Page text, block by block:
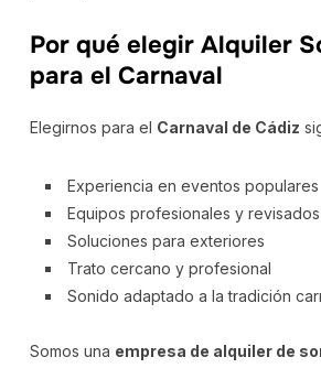
Por qué elegir Alquiler
para el Carnaval
Elegirnos para el Carnaval de Cádiz
Experiencia en eventos populares
Equipos profesionales y revisados
Soluciones para exteriores
Trato cercano y profesional
Sonido adaptado a la tradición
Somos una empresa de alquiler de